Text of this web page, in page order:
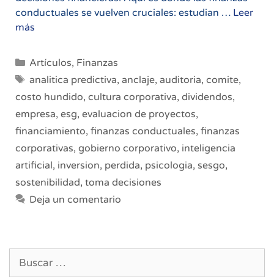
conductuales se vuelven cruciales: estudian … Leer
más
en
Toma
de
Decisiones
Corporativas
Categorías
Artículos, Finanzas
Etiquetas
analitica predictiva, anclaje, auditoria, comite,
costo hundido, cultura corporativa, dividendos,
empresa, esg, evaluacion de proyectos,
financiamiento, finanzas conductuales, finanzas
corporativas, gobierno corporativo, inteligencia
artificial, inversion, perdida, psicologia, sesgo,
sostenibilidad, toma decisiones
Deja un comentario